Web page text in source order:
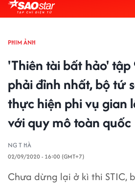
PHIM ẢNH
'Thiên tài bất hảo' tập
phải đỉnh nhất, bộ tứ
thực hiện phi vụ gian
với quy mô toàn quốc
NG T HÀ
02/09/2020 - 16:00 (GMT+7)
Chưa dừng lại ở kì thi STIC,